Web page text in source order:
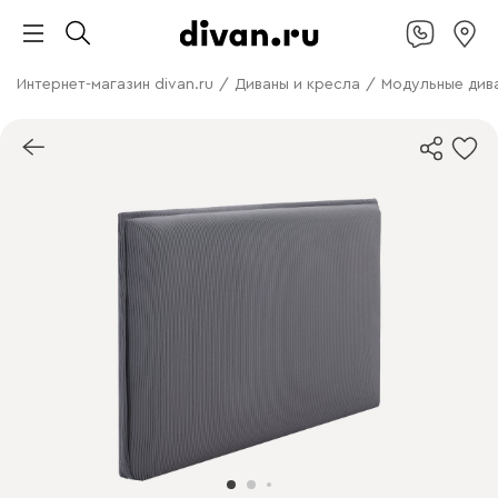
Интернет-магазин divan.ru / Диваны и кресла / Модульные